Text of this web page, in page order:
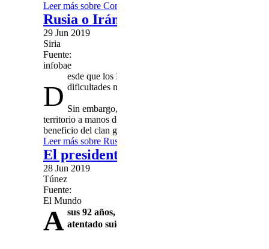
Leer más sobre Consejo militar de Sudán dice estar listo
Rusia o Irán: los sirios debaten
29 Jun 2019
Siria
Fuente:
infobae
D
esde que los Ba'azistas tomaron el poder en
dificultades materiales para que, algún día, su
Sin embargo, los hechos mostraron a través de la
territorio a manos de Israel. Además, en lugar de luchar
beneficio del clan gobernante.
Leer más sobre Rusia o Irán: los sirios debaten cómo salir
El presidente de Túnez, Beji Caid
28 Jun 2019
Túnez
Fuente:
El Mundo
A sus 92 años, ha sufrido "una grave crisis de
atentado suicida que ha sacudido la capital